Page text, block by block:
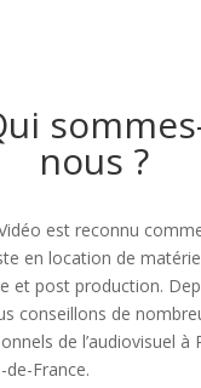
nous ?
Vidéo est reconnu
en location de
et post production.
conseillons de
de l’audiovisuel à
de-France.